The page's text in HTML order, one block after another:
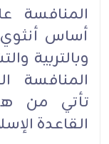
المنافسة
أساس
وبالتربية
المنافسة
تأتي من
القاعدة